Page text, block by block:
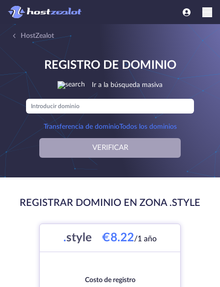
HostZealot
REGISTRO DE DOMINIO
Ir a la búsqueda masiva
Transferencia de dominioTodos los dominios
VERIFICAR
REGISTRAR DOMINIO EN ZONA .STYLE
.style €8.22/1 año
Costo de registro